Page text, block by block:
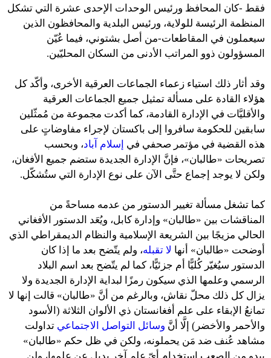
فقط -كان المحافظ ورئيس الوحدات الإحدى عشرة التي تشكل
المنظمة الرئيسة للولاية، ورئيس البلدية والمحافظون الذين
سيعملون في المقاطعات-من أصل بشتوني، فيما عُيّن
المسؤولون ذوو المراتب الأدنى من السكان المحليّين.
وقد أثار ذلك استياء زعماء الجماعات العرقية الأخرى، وأكّد كل
هؤلاء القادة على مسألة تمثيل جميع الجماعات العرقية
والأقليَّات في الإدارة القادمة، كما أكدت مجموعة من مُمثّلين
سابقين للحكومة سافروا إلى باكستان لإجراء مفاوضاتٍ على
هذه القضية في مؤتمر صحفي في إسلام آباد، وبحسب
تصريحات «طالبان»، فإنَّ الإدارة الجديدة ستضم جميع الأفغان،
ولكن لا يوجد إجماع حتَّى الآن على نوع الإدارة التي ستُشكّل.
كما تشغل مسألة تغيير الدستور من عدمه مساحةً من
المناقشات بين «طالبان» وإدارة كابل، ويُعَد الدستور الأفغاني
الحالي مزيجًا بين الشريعة الإسلامية والنظام الديمقراطي الذي
أوضحت «طالبان» أنها لا تقبله، ولم يتّضح بعد ما إذا كان
الدستور سيُغيّر كُليًّا أم جزئيًّا، كما لم يتّضح بعد اسم البلاد
الرسمي وعلمها الذي سيكون رمزًا لبداية الإدارة الجديدة ولا
يزال كل ذلك محلّ نقاش، وبالرغم من أنَّ «طالبان» قالت إنها لا
تمانعُ الإبقاء على علم أفغانستان ذي الألوان الثلاثة (الأسود
والأحمر والأخضر) إلَّا أنَّ وسائل التواصل الاجتماعي تداولت
مشاهد عُنف ضد مَن يحملونه، ولكن في ظل حكم «طالبان»